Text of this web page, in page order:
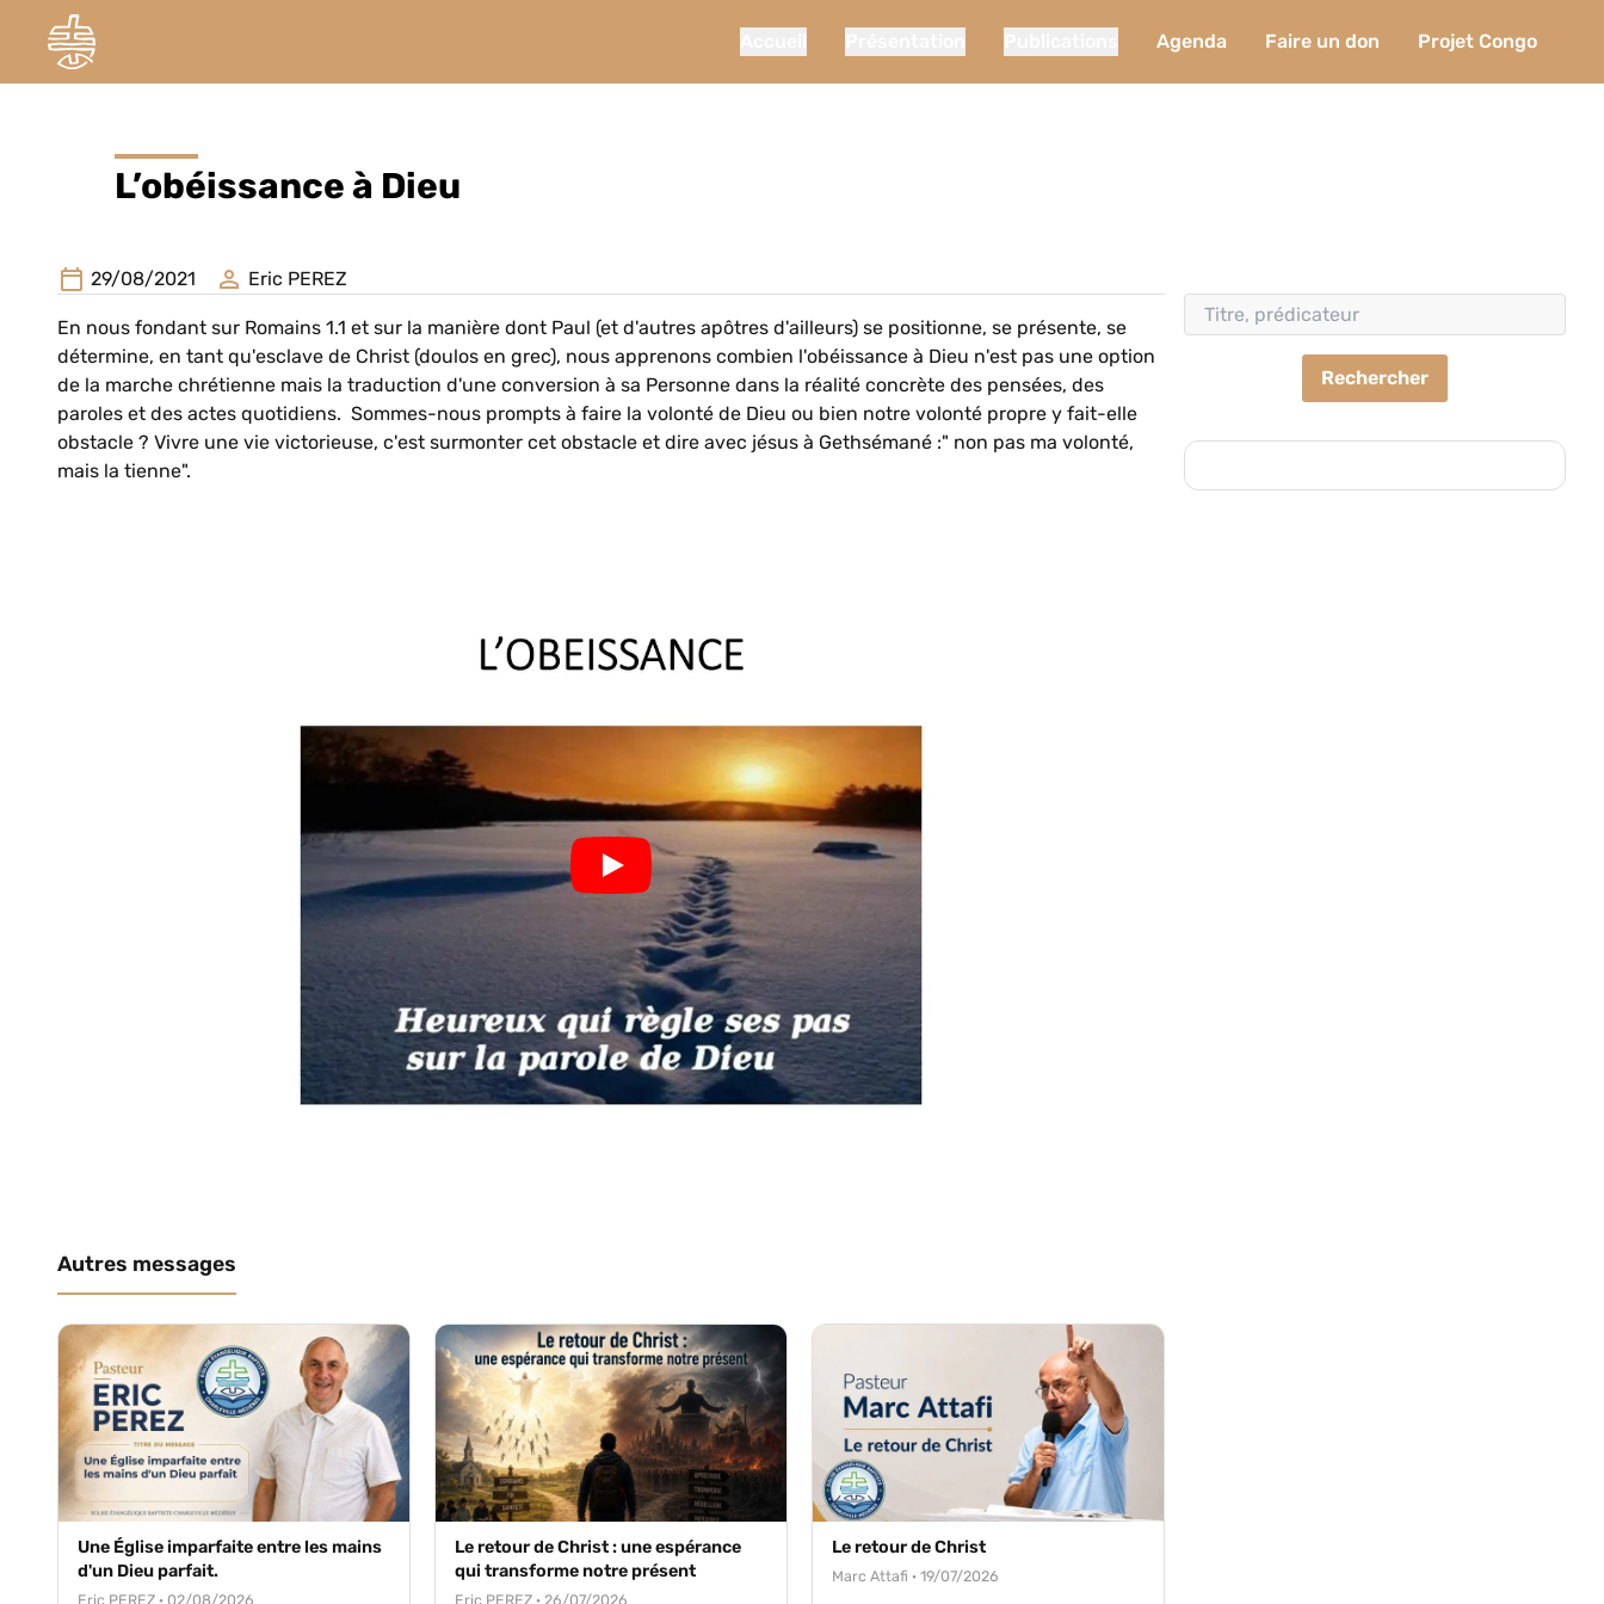
Agenda Faire un don Projet Congo
L’obéissance à Dieu
29/08/2021 Eric PEREZ
En nous fondant sur Romains 1.1 et sur la manière dont Paul (et d'autres apôtres d'ailleurs) se positionne, se présente, se
détermine, en tant qu'esclave de Christ (doulos en grec), nous apprenons combien l'obéissance à Dieu n'est pas une option
de la marche chrétienne mais la traduction d'une conversion à sa Personne dans la réalité concrète des pensées, des
paroles et des actes quotidiens. Sommes-nous prompts à faire la volonté de Dieu ou bien notre volonté propre y fait-elle
obstacle ? Vivre une vie victorieuse, c'est surmonter cet obstacle et dire avec jésus à Gethsémané :" non pas ma volonté,
mais la tienne".
Autres messages
Une Église imparfaite entre les mains
d'un Dieu parfait.
Eric PEREZ · 02/08/2026
Le retour de Christ : une espérance
qui transforme notre présent
Eric PEREZ · 26/07/2026
Le retour de Christ
Marc Attafi · 19/07/2026
Rechercher